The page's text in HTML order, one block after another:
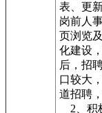
表、更
岗前人
页浏览
化建设
后，招
口较大
道招聘
2、积